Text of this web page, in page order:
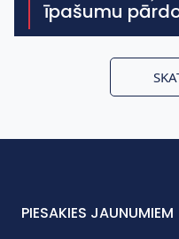
īpašumu
PIESAKIES JAUNUMIEM